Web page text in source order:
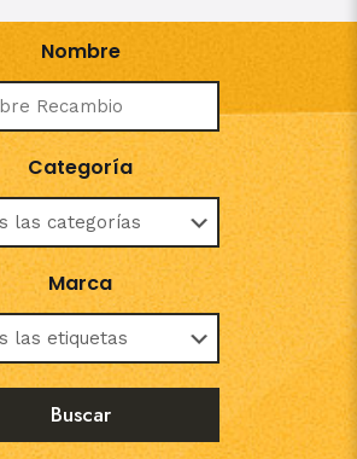
Nombre
Categoría
Marca